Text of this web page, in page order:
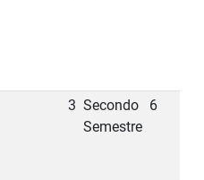
3 Secondo
Semestre
6